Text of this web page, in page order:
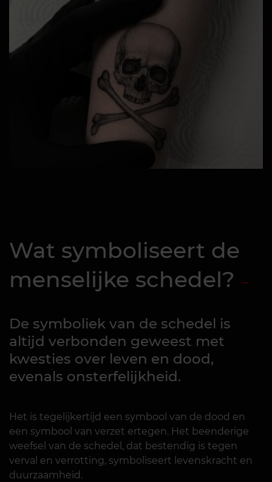
Wat symboliseert de
menselijke schedel?
De symboliek van de schedel is
altijd verbonden geweest met
kwesties over leven en dood,
evenals onsterfelijkheid.
Het is tegelijkertijd een symbool van de dood en
een symbool van verzet ertegen. Het beenderige
weefsel van de schedel, dat bestendig is tegen
verval en verrotting, symboliseert levenskracht en
duurzaamheid.